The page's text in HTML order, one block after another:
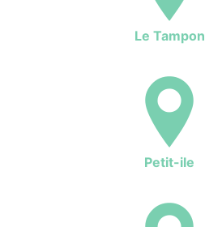
Le Tampon
Petit-ile